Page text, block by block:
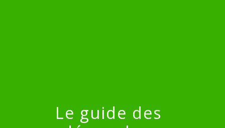
Le guide des